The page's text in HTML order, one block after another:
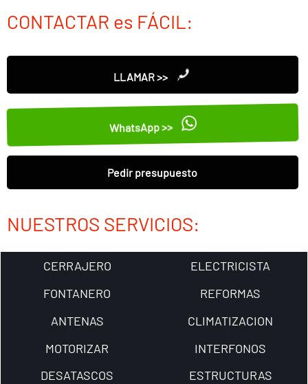
CONTACTAR es FÁCIL:
LLAMAR >>
WhatsApp >>
Pedir presupuesto
NUESTROS SERVICIOS:
CERRAJERO
ELECTRICISTA
FONTANERO
REFORMAS
ANTENAS
CLIMATIZACION
MOTORIZAR
INTERFONOS
DESATASCOS
ESTRUCTURAS